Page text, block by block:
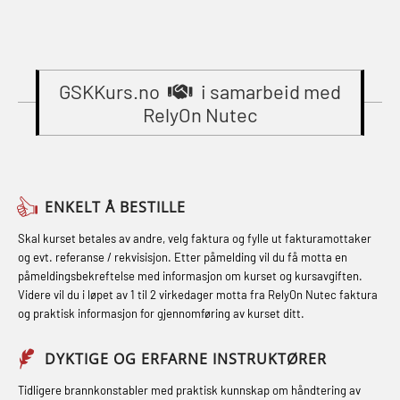
Breathing System (CA-EBS) Initial
Deployment (OBS119)
Compressed Air Emergency
Fallsikring (FAR108)
Førstehjelp – repetisjon (OFA102)
Førstehjelp grunnkurs (OFABLE101)
GOC sertifikat grunnleggende
(GMDSS) (MRC101)
sikkerhetskurs for offiserer
(MBSBLE024)
STCW Oppdatering videregående
(MBSBLE021)
STCW kombi oppdatering offiserer
og med.behandling (MBS134)
STCW Kombi Oppdatering Offiserer
og Medisinsk Behandling med
Webinar (MBS1341)
STCW Oppdatering for offiserer 24 t
Grunnkurs Industrivern (LSC115)
Grunnkurs Røykdykking Industrivern
inkl. brannslukning (FSC121)
Hjertestarter brukerkurs (OFA107)
Røykdykking industrivern –
repetisjon (LFI105)
Sikkerhetskurs for ansatte på
oppdrettsanlegg (LBS100)
GSKKurs.no
i samarbeid med
RelyOn Nutec
ENKELT Å BESTILLE
Skal kurset betales av andre, velg faktura og fylle ut fakturamottaker
og evt. referanse / rekvisisjon. Etter påmelding vil du få motta en
påmeldingsbekreftelse med informasjon om kurset og kursavgiften.
Videre vil du i løpet av 1 til 2 virkedager motta fra RelyOn Nutec faktura
og praktisk informasjon for gjennomføring av kurset ditt.
DYKTIGE OG ERFARNE INSTRUKTØRER
Tidligere brannkonstabler med praktisk kunnskap om håndtering av